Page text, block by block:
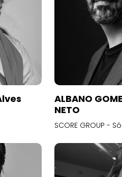
ALBANO
NETO
SCORE GROUP -